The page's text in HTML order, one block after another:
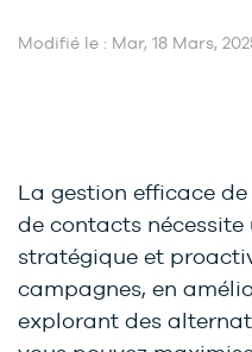
Modifié le : Mar, 18 Mars,
La gestion efficace
de contacts nécessite
stratégique et
campagnes, en
explorant des